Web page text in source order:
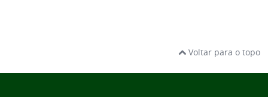
Voltar para o topo